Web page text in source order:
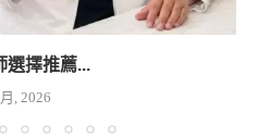
選擇推薦...
, 2026